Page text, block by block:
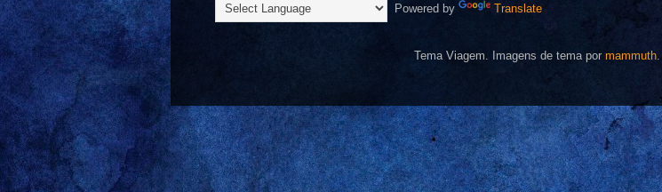
Powered by Translate
Tema Viagem. Imagens de tema por mammuth